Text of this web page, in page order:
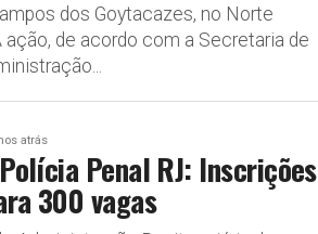
dos Goytacazes, no Norte
ação, de acordo com a Secretaria de
atrás
Penal RJ: Inscrições
300 vagas